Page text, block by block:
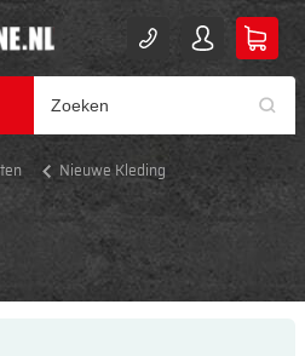
Nieuwe Kleding